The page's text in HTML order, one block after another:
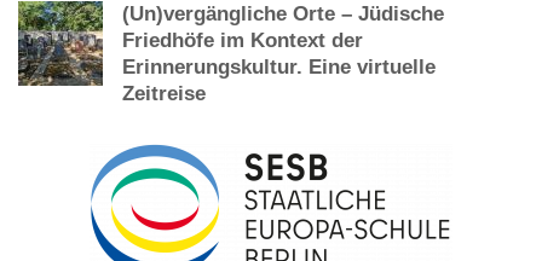
(Un)vergängliche Orte – Jüdische
Friedhöfe im Kontext der
Erinnerungskultur. Eine virtuelle
Zeitreise